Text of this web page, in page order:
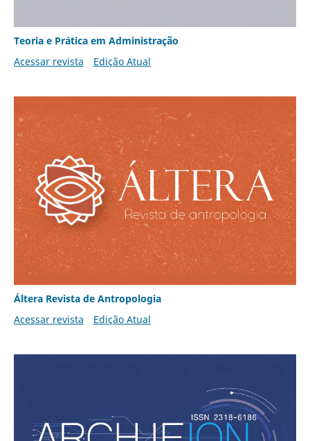
Teoria e Prática em Administração
Acessar revista
Edição Atual
Áltera Revista de Antropologia
Acessar revista
Edição Atual